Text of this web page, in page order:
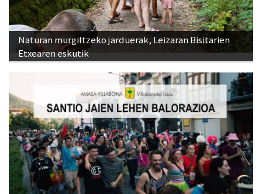
Naturan murgiltzeko jarduerak, Leizaran Bisitarien
Etxearen eskutik